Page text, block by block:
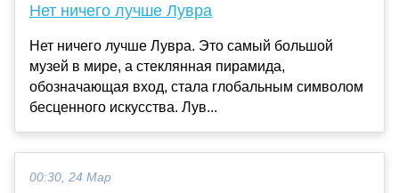
Нет ничего лучше Лувра
Нет ничего лучше Лувра. Это самый большой
музей в мире, а стеклянная пирамида,
обозначающая вход, стала глобальным символом
бесценного искусства. Лув...
00:30, 24 Мар